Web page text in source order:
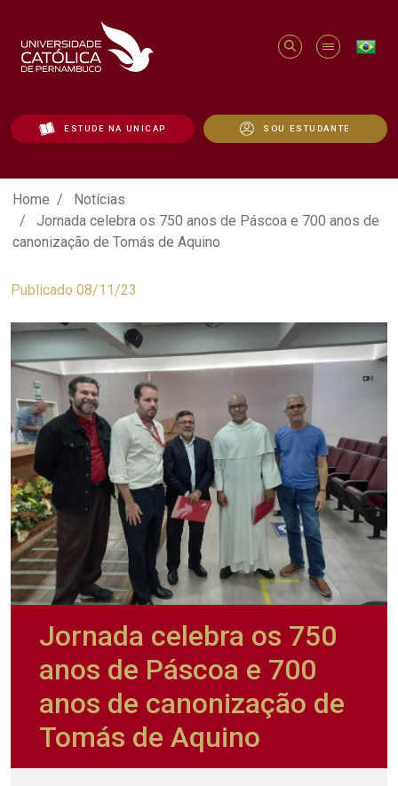
ESTUDE NA UNICAP SOU ESTUDANTE
Jornada celebra os 750 anos de
Home
Notícias
Jornada celebra os 750 anos de Páscoa e 700 anos de
canonização de Tomás de Aquino
Publicado 08/11/23
Jornada celebra os 750
anos de Páscoa e 700
anos de canonização de
Tomás de Aquino